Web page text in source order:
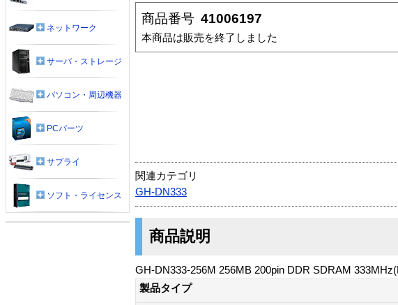
商品番号 41006197
本商品は販売を終了しました
関連カテゴリ
GH-DN333
商品説明
GH-DN333-256M 256MB 200pin DDR SDRAM
製品タイプ
ネットワーク
サーバ・ストレージ
パソコン・周辺機器
PCパーツ
サプライ
ソフト・ライセンス